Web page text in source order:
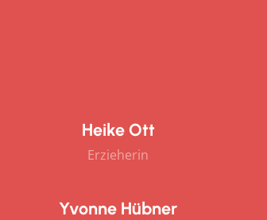
Heike Ott
Erzieherin
Yvonne Hübner